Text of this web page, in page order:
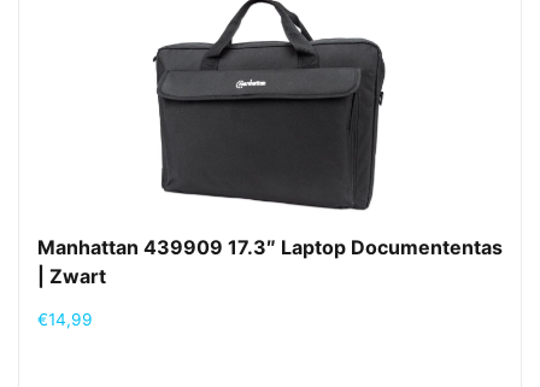
Manhattan 439909 17.3″ Laptop Documententas
| Zwart
€14,99